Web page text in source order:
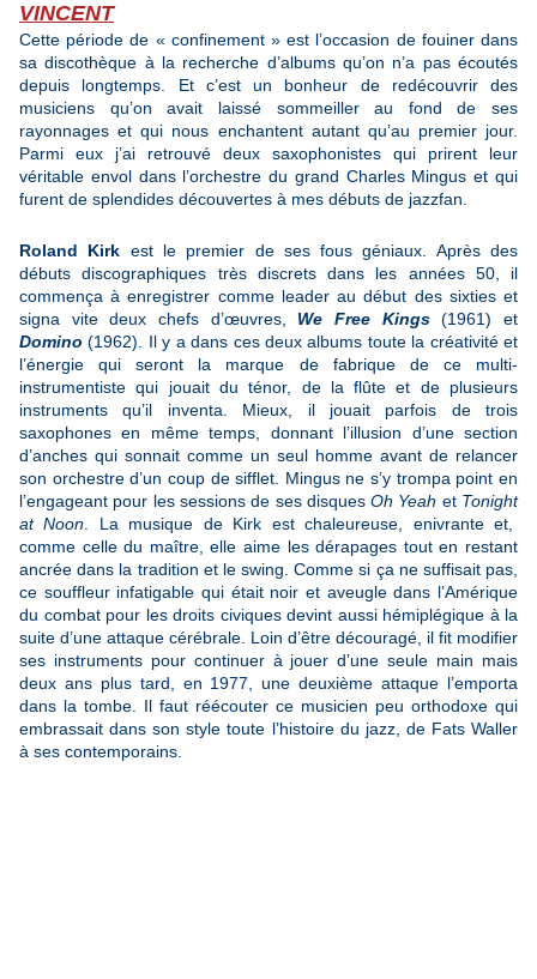
VINCENT
Cette période de « confinement » est l’occasion de fouiner dans
sa discothèque à la recherche d’albums qu’on n’a pas écoutés
depuis longtemps. Et c’est un bonheur de redécouvrir des
musiciens qu’on avait laissé sommeiller au fond de ses
rayonnages et qui nous enchantent autant qu’au premier jour.
Parmi eux j’ai retrouvé deux saxophonistes qui prirent leur
véritable envol dans l’orchestre du grand Charles Mingus et qui
furent de splendides découvertes à mes débuts de jazzfan.
Roland Kirk est le premier de ses fous géniaux. Après des
débuts discographiques très discrets dans les années 50, il
commença à enregistrer comme leader au début des sixties et
signa vite deux chefs d’œuvres, We Free Kings(1961) et
Domino (1962). Il y a dans ces deux albums toute la créativité et
l’énergie qui seront la marque de fabrique de ce multi-
instrumentiste qui jouait du ténor, de la flûte et de plusieurs
instruments qu’il inventa. Mieux, il jouait parfois de trois
saxophones en même temps, donnant l’illusion d’une section
d’anches qui sonnait comme un seul homme avant de relancer
son orchestre d’un coup de sifflet. Mingus ne s’y trompa point en
l’engageant pour les sessions de ses disquesOh Yeah et Tonight
at Noon . La musique de Kirk est chaleureuse, enivrante et,
comme celle du maître, elle aime les dérapages tout en restant
ancrée dans la tradition et le swing. Comme si ça ne suffisait pas,
ce souffleur infatigable qui était noir et aveugle dans l’Amérique
du combat pour les droits civiques devint aussi hémiplégique à la
suite d’une attaque cérébrale. Loin d’être découragé, il fit modifier
ses instruments pour continuer à jouer d’une seule main mais
deux ans plus tard, en 1977, une deuxième attaque l’emporta
dans la tombe. Il faut réécouter ce musicien peu orthodoxe qui
embrassait dans son style toute l’histoire du jazz, de Fats Waller
à ses contemporains.